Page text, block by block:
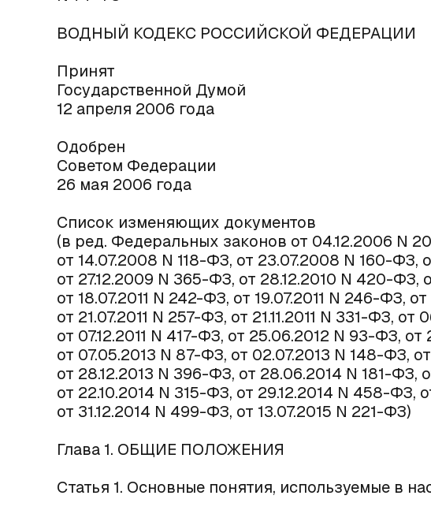
ВОДНЫЙ КОДЕКС РОССИЙСКОЙ ФЕДЕРАЦИИ
Принят
Государственной Думой
12 апреля 2006 года
Одобрен
Советом Федерации
26 мая 2006 года
Список изменяющих документов
(в ред. Федеральных законов от 04.12.2006 N
от 14.07.2008 N 118-ФЗ, от 23.07.2008 N 160-ФЗ,
от 27.12.2009 N 365-ФЗ, от 28.12.2010 N 420-ФЗ,
от 18.07.2011 N 242-ФЗ, от 19.07.2011 N 246-ФЗ,
от 21.07.2011 N 257-ФЗ, от 21.11.2011 N 331-ФЗ, от
от 07.12.2011 N 417-ФЗ, от 25.06.2012 N 93-ФЗ,
от 07.05.2013 N 87-ФЗ, от 02.07.2013 N 148-ФЗ,
от 28.12.2013 N 396-ФЗ, от 28.06.2014 N 181-ФЗ,
от 22.10.2014 N 315-ФЗ, от 29.12.2014 N 458-ФЗ,
от 31.12.2014 N 499-ФЗ, от 13.07.2015 N 221-ФЗ)
Глава 1. ОБЩИЕ ПОЛОЖЕНИЯ
Статья 1. Основные понятия, используемые в